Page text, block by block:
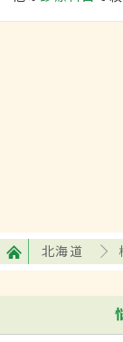
北海道